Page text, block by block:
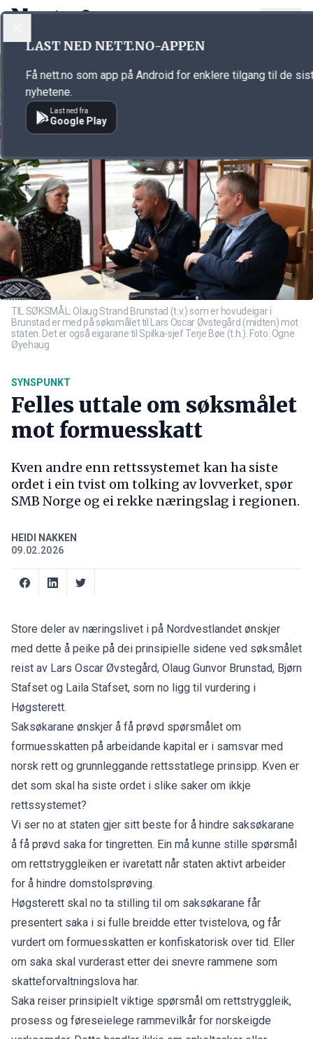
Annonsørinnhold
TIL SØKSMÅL: Olaug Strand Brunstad (t.v.) som er hovudeigar i
Brunstad er med på søksmålet til Lars Oscar Øvstegård (midten) mot
staten. Det er også eigarane til Spilka-sjef Terje Bøe (t.h.). Foto: Ogne
Øyehaug
SYNSPUNKT
Felles uttale om søksmålet
mot formuesskatt
Kven andre enn rettssystemet kan ha siste
ordet i ein tvist om tolking av lovverket, spør
SMB Norge og ei rekke næringslag i regionen.
HEIDI NAKKEN
09.02.2026
Store deler av næringslivet i på Nordvestlandet ønskjer
med dette å peike på dei prinsipielle sidene ved søksmålet
reist av Lars Oscar Øvstegård, Olaug Gunvor Brunstad, Bjørn
Stafset og Laila Stafset, som no ligg til vurdering i
Høgsterett.
Saksøkarane ønskjer å få prøvd spørsmålet om
formuesskatten på arbeidande kapital er i samsvar med
norsk rett og grunnleggande rettsstatlege prinsipp. Kven er
det som skal ha siste ordet i slike saker om ikkje
rettssystemet?
Vi ser no at staten gjer sitt beste for å hindre saksøkarane
å få prøvd saka for tingretten. Ein må kunne stille spørsmål
om rettstryggleiken er ivaretatt når staten aktivt arbeider
for å hindre domstolsprøving.
Høgsterett skal no ta stilling til om saksøkarane får
presentert saka i si fulle breidde etter tvistelova, og får
vurdert om formuesskatten er konfiskatorisk over tid. Eller
om saka skal vurderast etter dei snevre rammene som
skatteforvaltningslova har.
Saka reiser prinsipielt viktige spørsmål om rettstryggleik,
prosess og føreseielege rammevilkår for norskeigde
LAST NED NETT.NO-APPEN
Få nett.no som app på Android for enklere tilgang til de
nyhetene.
Last ned fra
Google Play